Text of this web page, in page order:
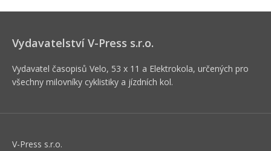
Vydavatelství V-Press s.r.o.
Vydavatel časopisů Velo, 53 x 11 a Elektrokola, určených pro
všechny milovníky cyklistiky a jízdních kol.
V-Press s.r.o.